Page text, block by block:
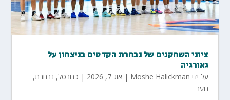
ציוני השחקנים של נבחרת הקדטים בניצחון על
גאורגיה
על ידי Moshe Halickman
| אוג 7, 2026 | כדורסל, נבחרת,
נוער